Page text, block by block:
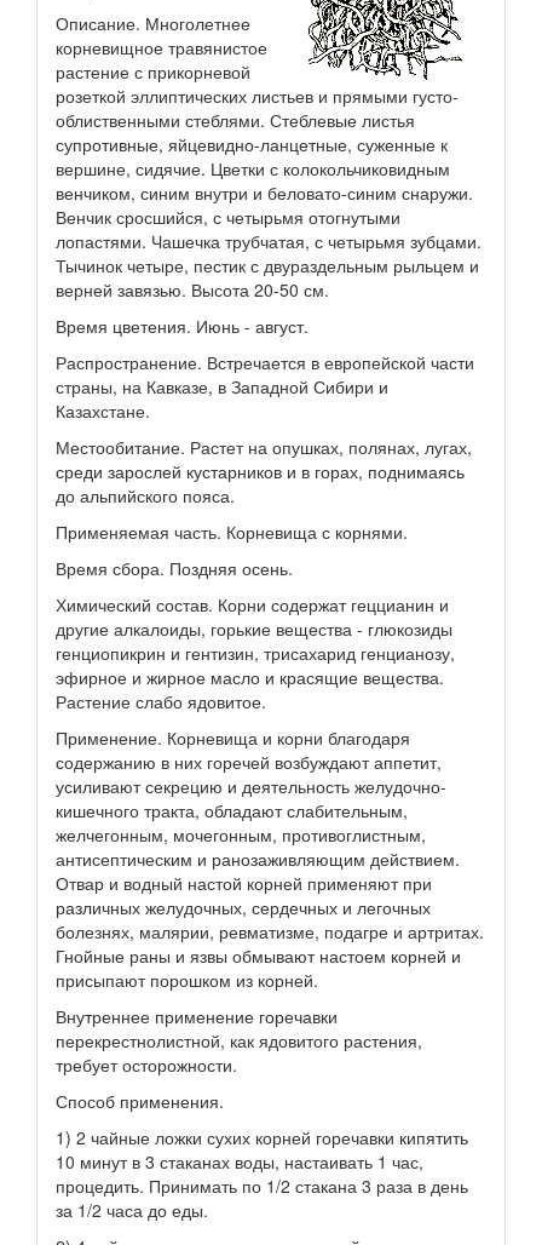
Описание. Многолетнее
корневищное травянистое
растение с прикорневой
розеткой эллиптических листьев и прямыми густо-
облиственными стеблями. Стеблевые листья
супротивные, яйцевидно-ланцетные, суженные к
вершине, сидячие. Цветки с колокольчиковидным
венчиком, синим внутри и беловато-синим снаружи.
Венчик сросшийся, с четырьмя отогнутыми
лопастями. Чашечка трубчатая, с четырьмя зубцами.
Тычинок четыре, пестик с двураздельным рыльцем и
верней завязью. Высота 20-50 см.
Время цветения. Июнь - август.
Распространение. Встречается в европейской части
страны, на Кавказе, в Западной Сибири и
Казахстане.
Местообитание. Растет на опушках, полянах, лугах,
среди зарослей кустарников и в горах, поднимаясь
до альпийского пояса.
Применяемая часть. Корневища с корнями.
Время сбора. Поздняя осень.
Химический состав. Корни содержат геццианин и
другие алкалоиды, горькие вещества - глюкозиды
генциопикрин и гентизин, трисахарид генцианозу,
эфирное и жирное масло и красящие вещества.
Растение слабо ядовитое.
Применение. Корневища и корни благодаря
содержанию в них горечей возбуждают аппетит,
усиливают секрецию и деятельность желудочно-
кишечного тракта, обладают слабительным,
желчегонным, мочегонным, противоглистным,
антисептическим и ранозаживляющим действием.
Отвар и водный настой корней применяют при
различных желудочных, сердечных и легочных
болезнях, малярии, ревматизме, подагре и артритах.
Гнойные раны и язвы обмывают настоем корней и
присыпают порошком из корней.
Внутреннее применение горечавки
перекрестнолистной, как ядовитого растения,
требует осторожности.
Способ применения.
1) 2 чайные ложки сухих корней горечавки кипятить
10 минут в 3 стаканах воды, настаивать 1 час,
процедить. Принимать по 1/2 стакана 3 раза в день
за 1/2 часа до еды.